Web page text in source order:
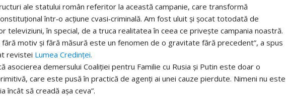
ale statului român referitor la această campanie, care transformă
într‑o acțiune cvasi‑criminală. Am fost uluit și șocat totodată de
televiziuni, în special, de a truca realitatea în ceea ce privește campania noastră.
motiv și fără măsură este un fenomen de o gravitate fără precedent”, a spus
revistei Lumea Credinței.
asocierea demersului Coaliției pentru Familie cu Rusia și Putin este doar o
care este pusă în practică de agenți ai unei cauze pierdute. Nimeni nu este
încât să creadă așa ceva”.